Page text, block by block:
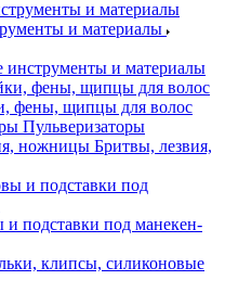
и материалы
инструменты и материалы
фены, щипцы для волос
Пульверизаторы
Бритвы, лезвия,
подставки под манекен-